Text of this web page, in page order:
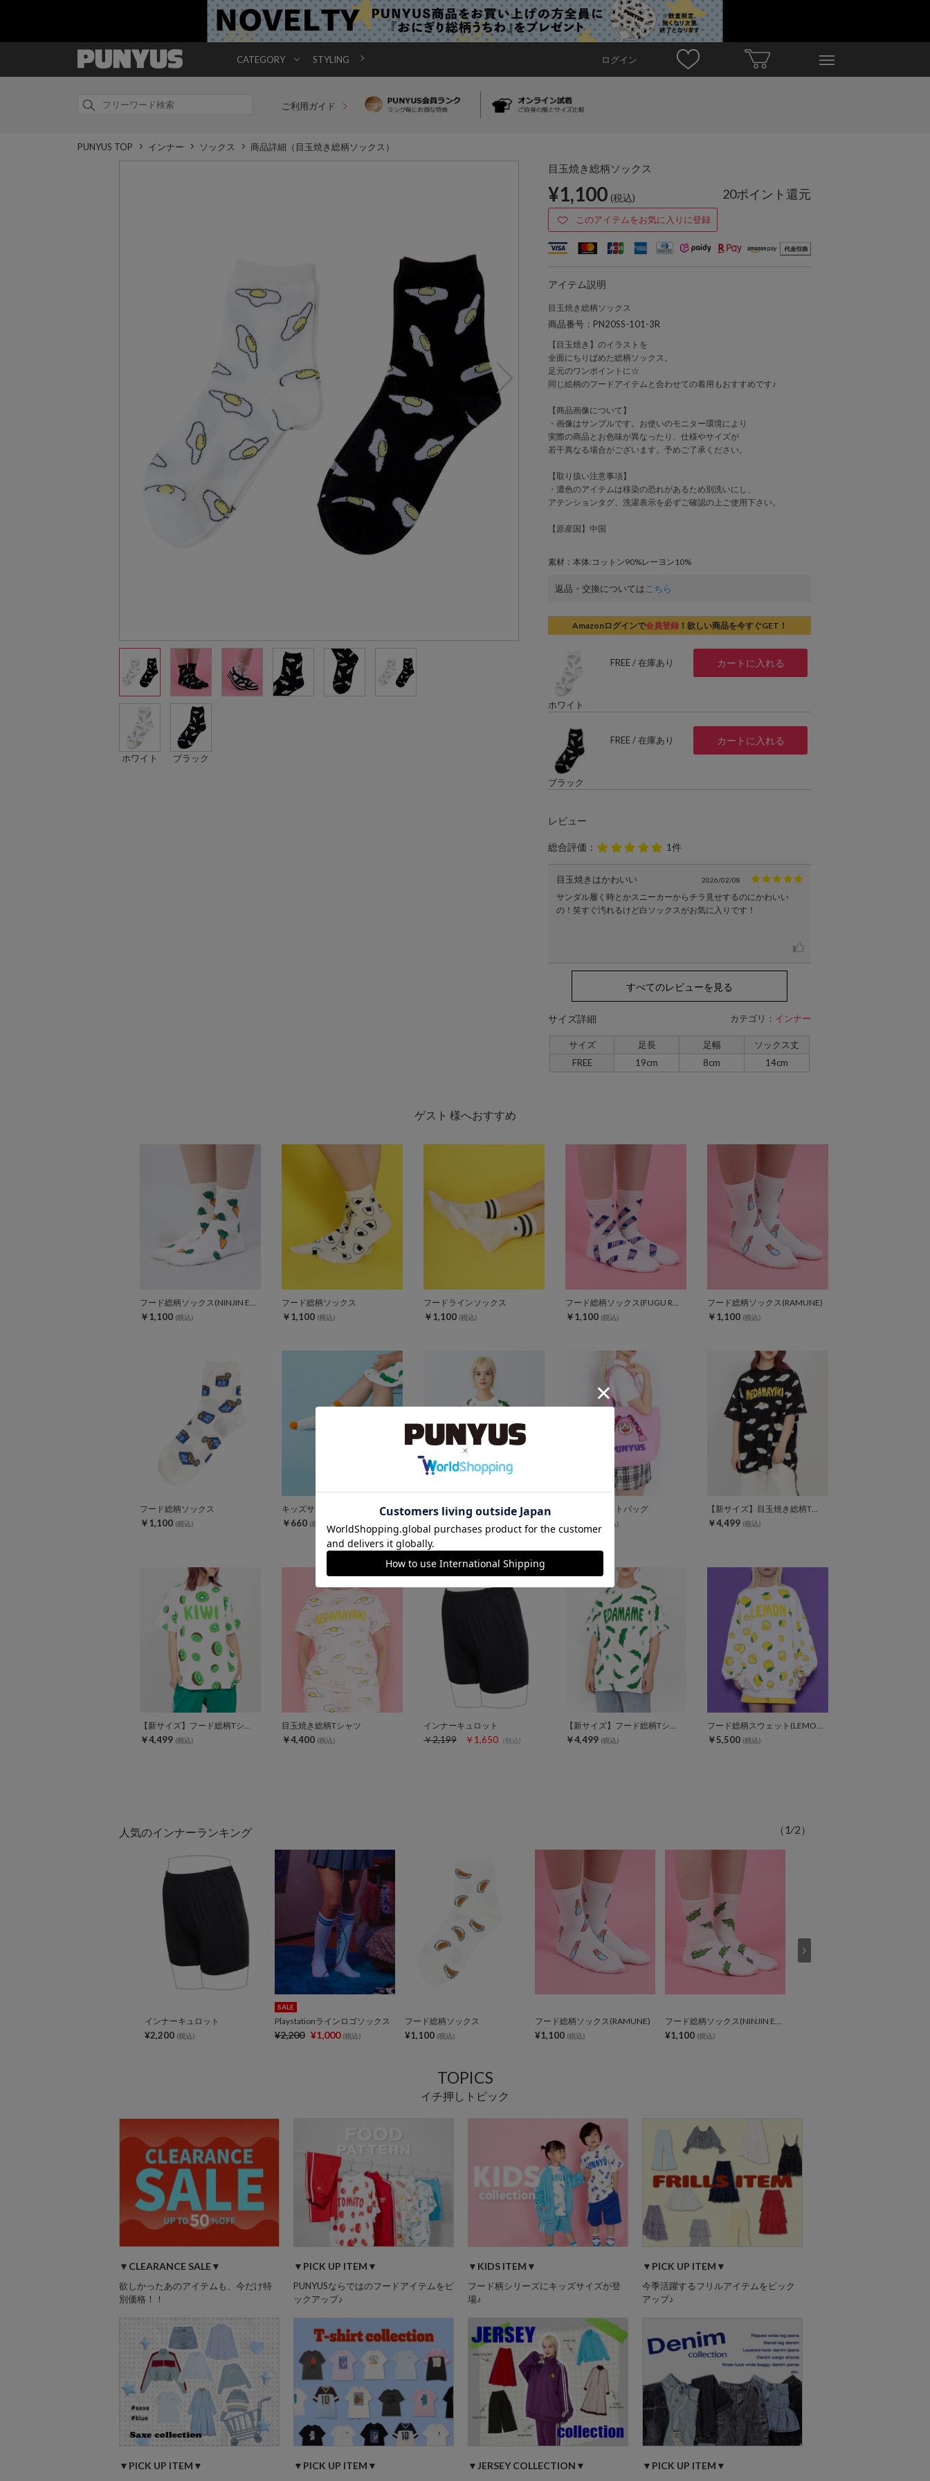
CATEGORY STYLING ログイン
ご利用ガイド
PUNYUS TOP インナー ソックス 商品詳細（目玉焼き総柄ソックス）
ホワイト ブラック
目玉焼き総柄ソックス
¥1,100 (税込) 20ポイント還元
このアイテムをお気に入りに登録
アイテム説明
目玉焼き総柄ソックス
商品番号：PN20SS-101-3R
【目玉焼き】のイラストを
全面にちりばめた総柄ソックス。
足元のワンポイントに☆
同じ絵柄のフードアイテムと合わせての着用もおすすめです♪
【商品画像について】
・画像はサンプルです。お使いのモニター環境により
実際の商品とお色味が異なったり、仕様やサイズが
若干異なる場合がございます。予めご了承ください。
【取り扱い注意事項】
・濃色のアイテムは移染の恐れがあるため別洗いにし、
アテンションタグ、洗濯表示を必ずご確認の上ご使用下さい。
【原産国】中国
素材：本体:コットン90%レーヨン10%
返品・交換についてはこちら
Amazonログインで会員登録！欲しい商品を今すぐGET！
ホワイト
FREE / 在庫あり カートに入れる
ブラック
FREE / 在庫あり カートに入れる
レビュー
総合評価： 1件
目玉焼きはかわいい 2026/02/08
サンダル履く時とかスニーカーからチラ見せするのにかわいい
の！笑すぐ汚れるけど白ソックスがお気に入りです！
すべてのレビューを見る
サイズ詳細 カテゴリ： インナー
サイズ 足長 足幅
ソックス丈
FREE
19cm 8cm 14cm
ゲスト 様へおすすめ
フード総柄ソックス(NINJIN EDAMAME LEMON)
￥1,100 (税込)
フード総柄ソックス
￥1,100 (税込)
フードラインソックス
￥1,100 (税込)
フード総柄ソックス(FUGU RENNYU KIWI)
￥1,100 (税込)
フード総柄ソックス(RAMUNE)
￥1,100 (税込)
フード総柄ソックス
￥1,100 (税込)
キッズサイズフードソックス
￥660 (税込)
【新サイズ】フード総柄スウェット
￥5,940
フード柄トートバッグ
￥2,750 (税込)
【新サイズ】目玉焼き総柄Tシャツ
￥4,499 (税込)
【新サイズ】フード総柄Tシャツ
￥4,499 (税込)
目玉焼き総柄Tシャツ
￥4,400 (税込)
インナーキュロット
￥2,199 ￥1,650 (税込)
【新サイズ】フード総柄Tシャツ
￥4,499 (税込)
フード総柄スウェット(LEMON NINJIN EDAMAME)
￥5,500 (税込)
人気のインナーランキング （1⁄2）
インナーキュロット
¥2,200 (税込)
SALE
Playstationラインロゴソックス
¥2,200 ¥1,000 (税込)
フード総柄ソックス
¥1,100 (税込)
フード総柄ソックス(RAMUNE)
¥1,100 (税込)
フード総柄ソックス(NINJIN EDAMAME LEMON)
¥1,100 (税込)
TOPICS
イチ押しトピック
▼CLEARANCE SALE▼
欲しかったあのアイテムも、今だけ特
別価格！！
▼PICK UP ITEM▼
PUNYUSならではのフードアイテムをピ
ックアップ♪
▼KIDS ITEM▼
フード柄シリーズにキッズサイズが登
場♪
▼PICK UP ITEM▼
今季活躍するフリルアイテムをピック
アップ♪
▼PICK UP ITEM▼ ▼PICK UP ITEM▼ ▼JERSEY COLLECTION▼ ▼PICK UP ITEM▼